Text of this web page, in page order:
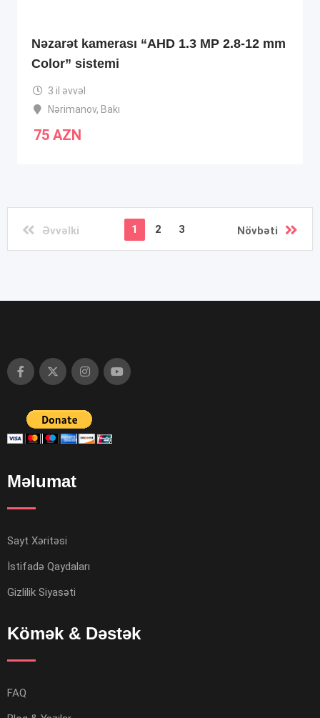
Nəzarət kamerası “AHD 1.3 MP 2.8-12 mm
Color” sistemi
3 il əvvəl
Nərimanov, Bakı
75 AZN
Əvvəlki 1 2 3 Növbəti
Məlumat
Sayt Xəritəsi
İstifadə Qaydaları
Gizlilik Siyasəti
Kömək & Dəstək
FAQ